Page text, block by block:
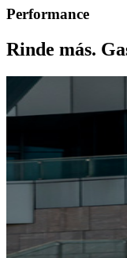
Performance
Rinde más.